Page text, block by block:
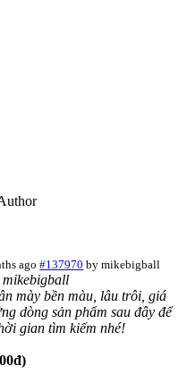
ago #137970 bymikebigball
mikebigball
mày bền màu, lâu trôi, giá
dòng sản phẩm sau đây để
gian tìm kiếm nhé!